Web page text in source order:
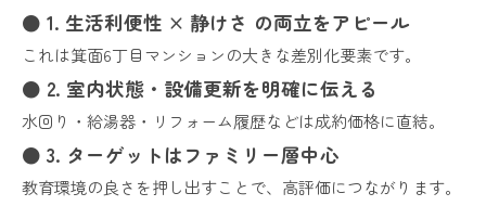
● 1. 生活利便性 × 静けさ の両立をアピール
これは箕面6丁目マンションの大きな差別化要素です。
● 2. 室内状態・設備更新を明確に伝える
水回り・給湯器・リフォーム履歴などは成約価格に直結。
● 3. ターゲットはファミリー層中心
教育環境の良さを押し出すことで、高評価につながります。